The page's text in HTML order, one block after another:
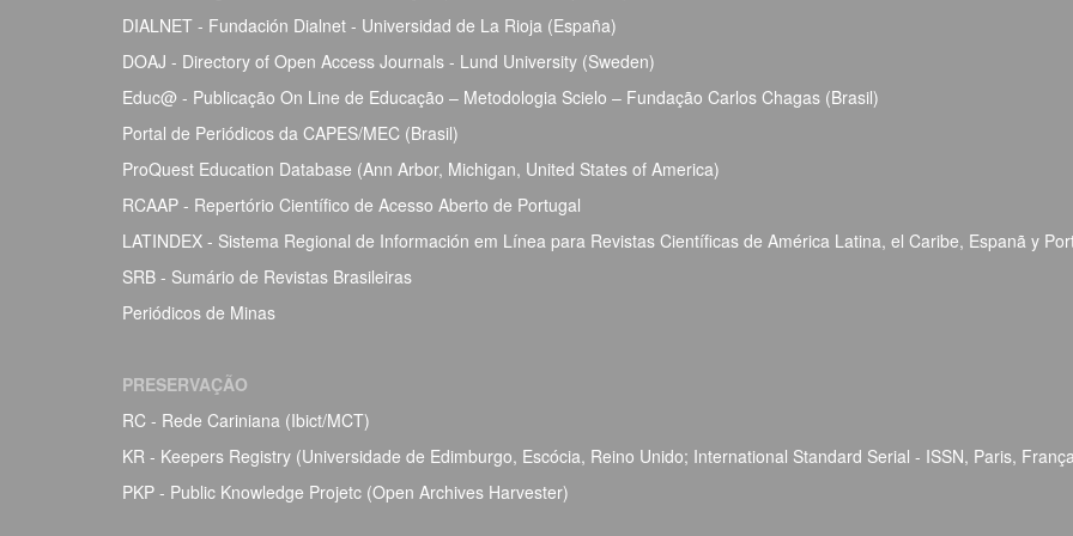
DIALNET - Fundación Dialnet - Universidad de La Rioja (España)
DOAJ - Directory of Open Access Journals - Lund University (Sweden)
Educ@ - Publicação On Line de Educação – Metodologia Scielo – Fundação Carlos Chagas (Brasil)
Portal de Periódicos da CAPES/MEC (Brasil)
ProQuest Education Database (Ann Arbor, Michigan, United States of America)
RCAAP - Repertório Científico de Acesso Aberto de Portugal
LATINDEX - Sistema Regional de Información em Línea para Revistas Científicas de América Latina, el Caribe, Espanã y
SRB - Sumário de Revistas Brasileiras
Periódicos de Minas
PRESERVAÇÃO
RC - Rede Cariniana (Ibict/MCT)
KR - Keepers Registry (Universidade de Edimburgo, Escócia, Reino Unido; International Standard Serial - ISSN, Paris,
PKP - Public Knowledge Projetc (Open Archives Harvester)